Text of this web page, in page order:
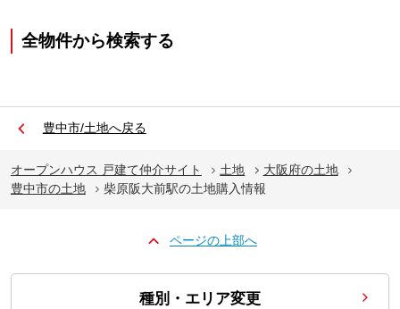
全物件から検索する
豊中市/土地へ戻る
オープンハウス 戸建て仲介サイト 土地
大阪府の土地
豊中市の土地
柴原阪大前駅の土地購入情報
ページの上部へ
種別・エリア変更